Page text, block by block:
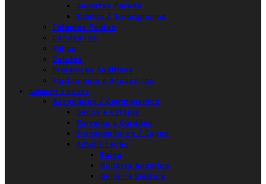
Suportes Parede
Tablets / Smartphones
Estantes Pautas
Candeeiros
Pilhas
Batutas
Protetores Auditivos
Fardamento e Acessórios
Guitarras e Baixos
Acessórios / Componentes
Sacos e Estojos
Correias e Cordões
Transpositores / Capos
Amplificação
Baixo
Guitarra Acústica
Guitarra Elétrica